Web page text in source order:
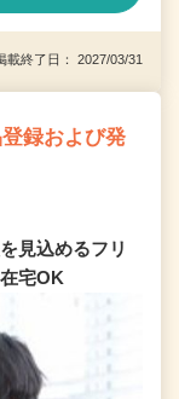
終了日： 2027/03/31
録および発
見込めるフリ
宅OK